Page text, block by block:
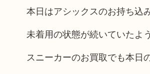
本日はアシックスのお持ち込
未着用の状態が続いていたよ
スニーカーのお買取でも本日